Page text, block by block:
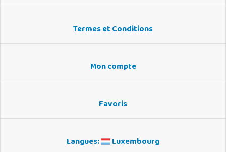
Termes et Conditions
Mon compte
Favoris
Langues: Luxembourg